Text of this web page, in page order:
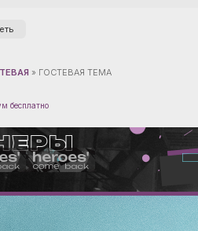
» ГОСТЕВАЯ ТЕМА
бесплатно